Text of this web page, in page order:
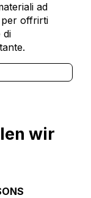
ad
offrirti
di
wir